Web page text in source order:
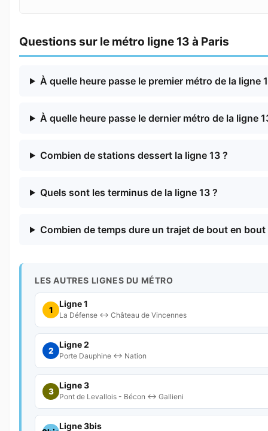
Questions sur le métro ligne 13 à Paris
À quelle heure passe le premier métro de la ligne
À quelle heure passe le dernier métro de la ligne
Combien de stations dessert la ligne 13 ?
Quels sont les terminus de la ligne 13 ?
Combien de temps dure un trajet de bout en bout
LES AUTRES LIGNES DU MÉTRO
1
Ligne 1
La Défense ↔ Château de Vincennes
2
Ligne 2
Porte Dauphine ↔ Nation
3
Ligne 3
Pont de Levallois - Bécon ↔ Gallieni
Ligne 3bis